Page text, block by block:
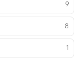
9
8
1